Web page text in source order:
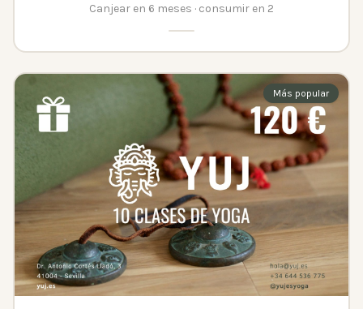
Canjear en 6 meses · consumir en 2
Más popular